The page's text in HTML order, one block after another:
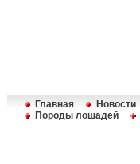
Главная
Новости
Породы лошадей